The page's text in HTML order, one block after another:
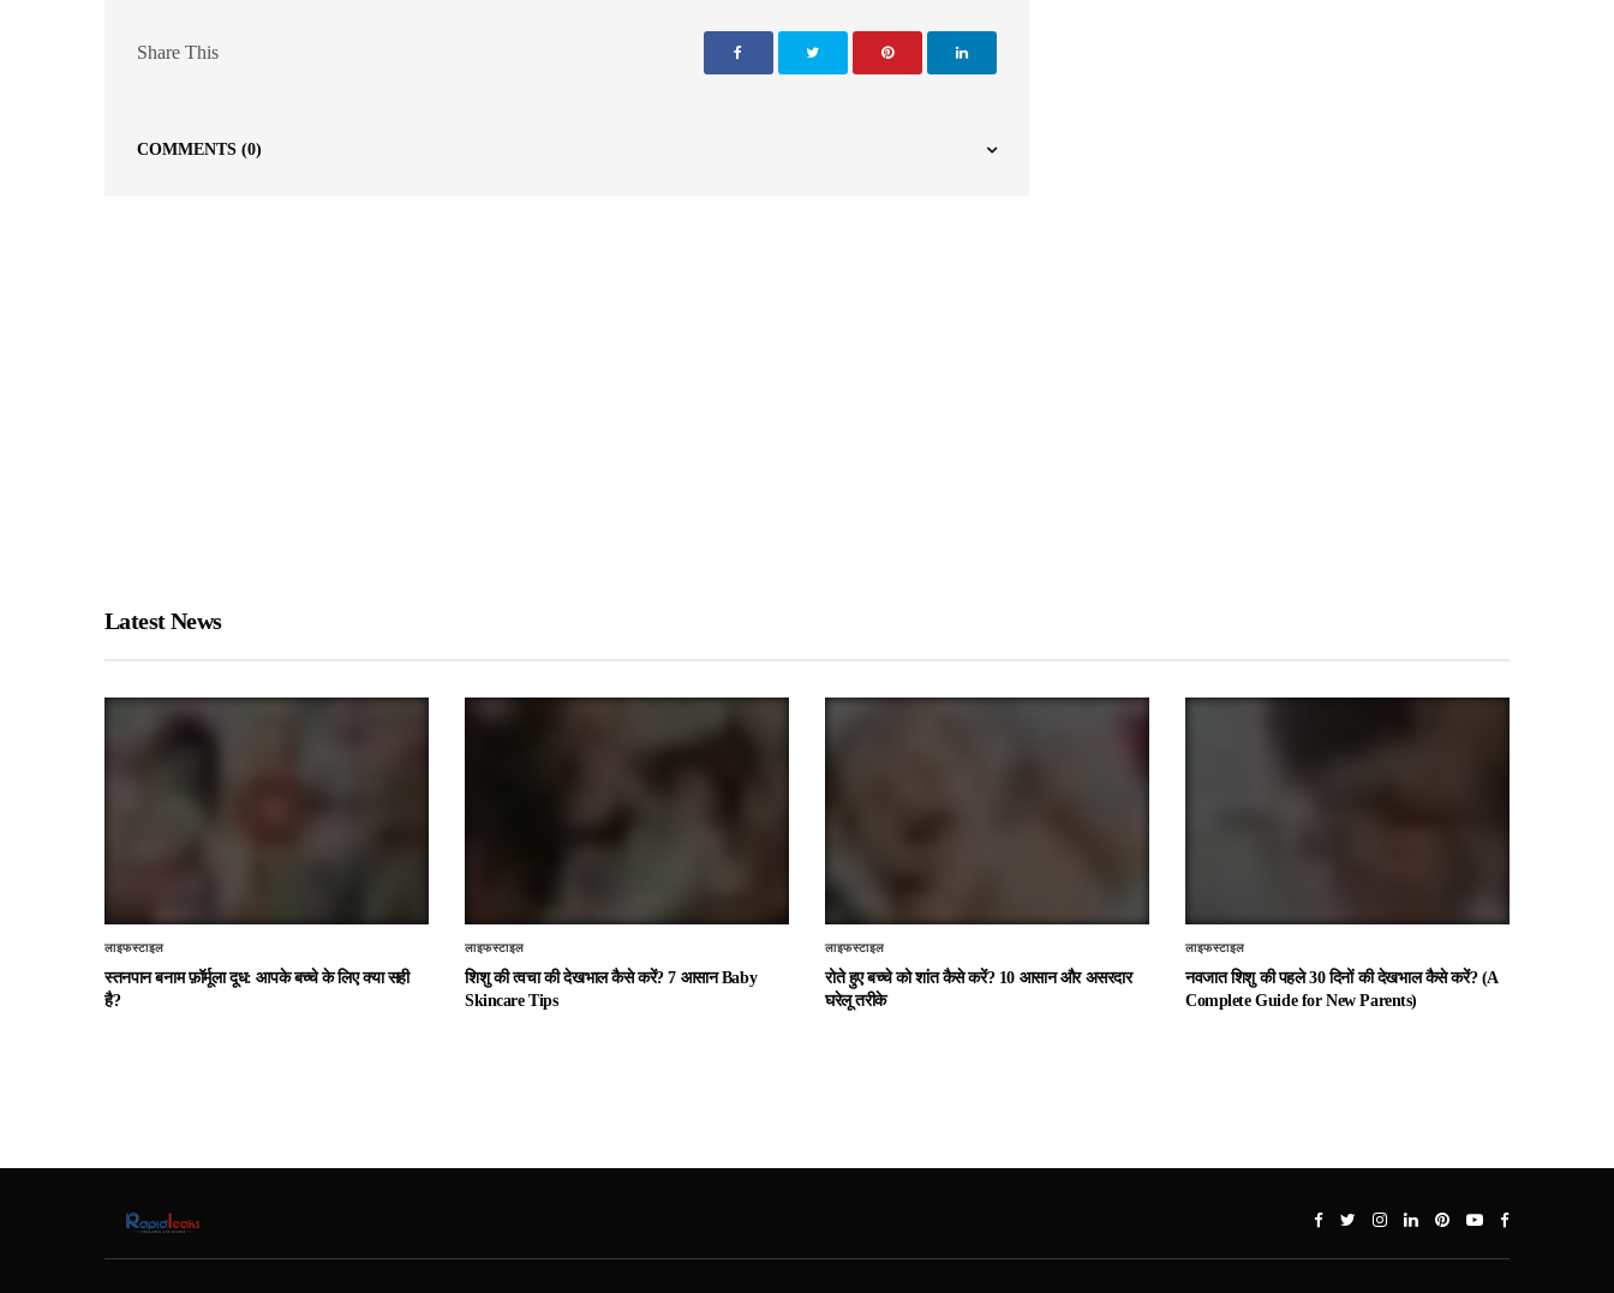
Share This
COMMENTS (0)
Latest News
लाइफस्टाइल
स्तनपान बनाम फ़ॉर्मूला दूध: आपके बच्चे के लिए क्या सही
है?
लाइफस्टाइल
शिशु की त्वचा की देखभाल कैसे करें? 7 आसान Baby
Skincare Tips
लाइफस्टाइल
रोते हुए बच्चे को शांत कैसे करें? 10 आसान और असरदार
घरेलू तरीके
लाइफस्टाइल
नवजात शिशु की पहले 30 दिनों की देखभाल कैसे करें? (A
Complete Guide for New Parents)